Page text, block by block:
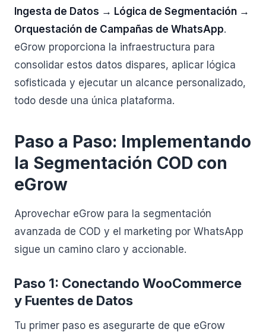
Ingesta de Datos → Lógica de Segmentación →
Orquestación de Campañas de WhatsApp.
eGrow proporciona la infraestructura para
consolidar estos datos dispares, aplicar lógica
sofisticada y ejecutar un alcance personalizado,
todo desde una única plataforma.
Paso a Paso: Implementando
la Segmentación COD con
eGrow
Aprovechar eGrow para la segmentación
avanzada de COD y el marketing por WhatsApp
sigue un camino claro y accionable.
Paso 1: Conectando WooCommerce
y Fuentes de Datos
Tu primer paso es asegurarte de que eGrow